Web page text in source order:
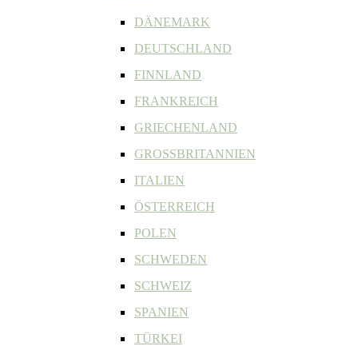
DÄNEMARK
DEUTSCHLAND
FINNLAND
FRANKREICH
GRIECHENLAND
GROSSBRITANNIEN
ITALIEN
ÖSTERREICH
POLEN
SCHWEDEN
SCHWEIZ
SPANIEN
TÜRKEI